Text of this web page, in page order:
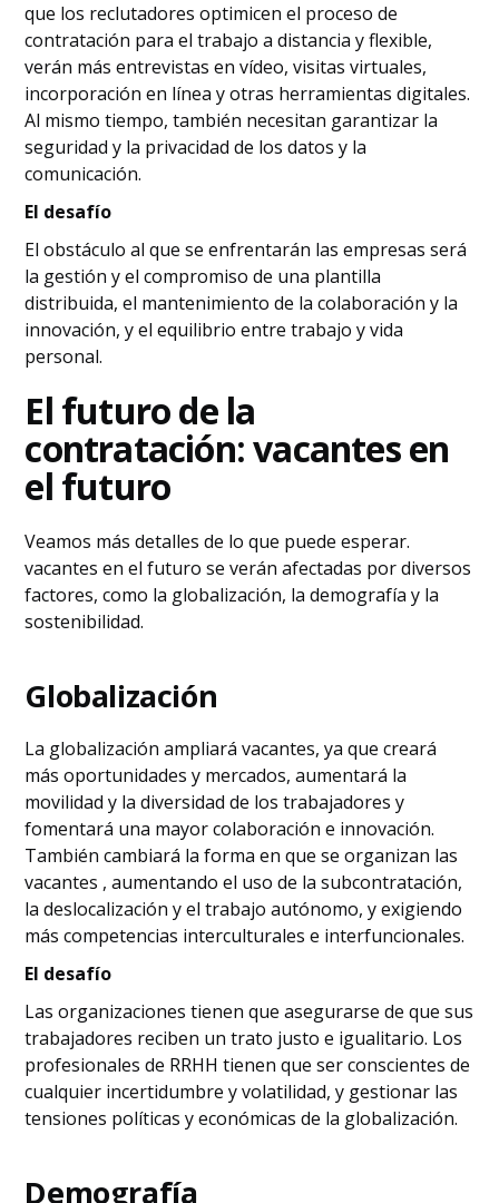
que los reclutadores optimicen el proceso de
contratación para el trabajo a distancia y flexible,
verán más entrevistas en vídeo, visitas virtuales,
incorporación en línea y otras herramientas digitales.
Al mismo tiempo, también necesitan garantizar la
seguridad y la privacidad de los datos y la
comunicación.
El desafío
El obstáculo al que se enfrentarán las empresas será
la gestión y el compromiso de una plantilla
distribuida, el mantenimiento de la colaboración y la
innovación, y el equilibrio entre trabajo y vida
personal.
El futuro de la
contratación: vacantes en
el futuro
Veamos más detalles de lo que puede esperar.
vacantes en el futuro se verán afectadas por diversos
factores, como la globalización, la demografía y la
sostenibilidad.
Globalización
La globalización ampliará vacantes, ya que creará
más oportunidades y mercados, aumentará la
movilidad y la diversidad de los trabajadores y
fomentará una mayor colaboración e innovación.
También cambiará la forma en que se organizan las
vacantes , aumentando el uso de la subcontratación,
la deslocalización y el trabajo autónomo, y exigiendo
más competencias interculturales e interfuncionales.
El desafío
Las organizaciones tienen que asegurarse de que sus
trabajadores reciben un trato justo e igualitario. Los
profesionales de RRHH tienen que ser conscientes de
cualquier incertidumbre y volatilidad, y gestionar las
tensiones políticas y económicas de la globalización.
Demografía